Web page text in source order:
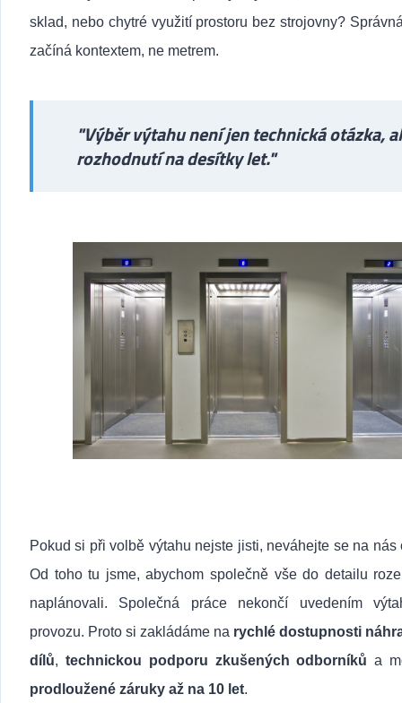
sklad, nebo chytré využití prostoru bez strojovny?
začíná kontextem, ne metrem.
"Výběr výtahu není jen technická otázka,
rozhodnutí na desítky let."
Pokud si při volbě výtahu nejste jisti, neváhejte se na nás
Od toho tu jsme, abychom společně vše do detailu
naplánovali. Společná práce nekončí uvedením
provozu. Proto si zakládáme na rychlé dostupnosti
dílů, technickou podporu zkušených odborníků a
prodloužené záruky až na 10 let.